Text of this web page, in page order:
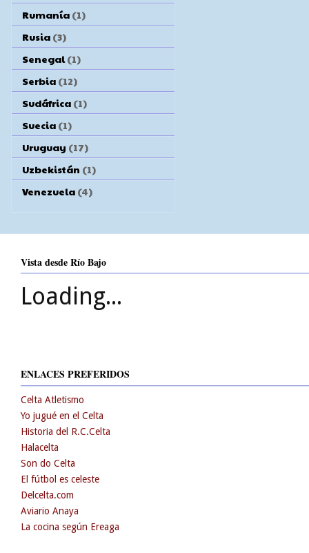
Rumanía (1)
Rusia (3)
Senegal (1)
Serbia (12)
Sudáfrica (1)
Suecia (1)
Uruguay (17)
Uzbekistán (1)
Venezuela (4)
Vista desde Río Bajo
Loading...
ENLACES PREFERIDOS
Celta Atletismo
Yo jugué en el Celta
Historia del R.C.Celta
Halacelta
Son do Celta
El fútbol es celeste
Delcelta.com
Aviario Anaya
La cocina según Ereaga